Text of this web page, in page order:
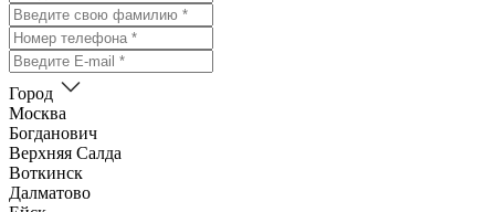
Город
Москва
Богданович
Верхняя Салда
Воткинск
Далматово